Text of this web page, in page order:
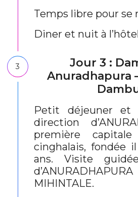
Temps libre pour se
Diner et nuit à
3
Jour 3 :
Anuradhapura
Petit déjeuner et
direction
première
cinghalais, fondée
ans. Visite
MIHINTALE.